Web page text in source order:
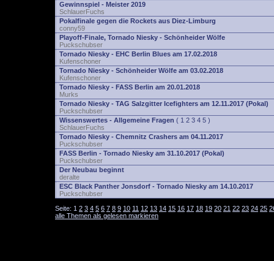
Gewinnspiel - Meister 2019
SchlauerFuchs
Pokalfinale gegen die Rockets aus Diez-Limburg
conny59
Playoff-Finale, Tornado Niesky - Schönheider Wölfe
Puckschubser
Tornado Niesky - EHC Berlin Blues am 17.02.2018
Kufenschoner
Tornado Niesky - Schönheider Wölfe am 03.02.2018
Kufenschoner
Tornado Niesky - FASS Berlin am 20.01.2018
Murks
Tornado Niesky - TAG Salzgitter Icefighters am 12.11.2017 (Pokal)
Puckschubser
Wissenswertes - Allgemeine Fragen ( 1 2 3 4 5 )
SchlauerFuchs
Tornado Niesky - Chemnitz Crashers am 04.11.2017
Puckschubser
FASS Berlin - Tornado Niesky am 31.10.2017 (Pokal)
Puckschubser
Der Neubau beginnt
deralte
ESC Black Panther Jonsdorf - Tornado Niesky am 14.10.2017
Puckschubser
Seite: 1 2 3 4 5 6 7 8 9 10 11 12 13 14 15 16 17 18 19 20 21 22 23 24 25
alle Themen als gelesen markieren